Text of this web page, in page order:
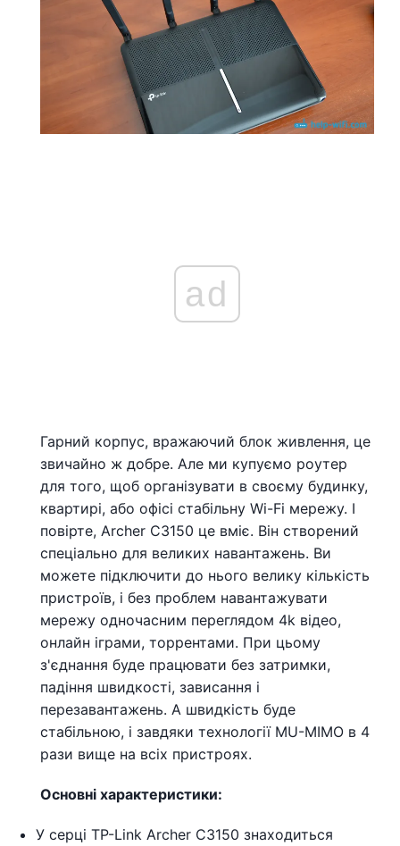
ad
Гарний корпус, вражаючий блок живлення, це
звичайно ж добре. Але ми купуємо роутер
для того, щоб організувати в своєму будинку,
квартирі, або офісі стабільну Wi-Fi мережу. І
повірте, Archer C3150 це вміє. Він створений
спеціально для великих навантажень. Ви
можете підключити до нього велику кількість
пристроїв, і без проблем навантажувати
мережу одночасним переглядом 4k відео,
онлайн іграми, торрентами. При цьому
з'єднання буде працювати без затримки,
падіння швидкості, зависання і
перезавантажень. А швидкість буде
стабільною, і завдяки технології MU-MIMO в 4
рази вище на всіх пристроях.
Основні характеристики:
У серці TP-Link Archer C3150 знаходиться